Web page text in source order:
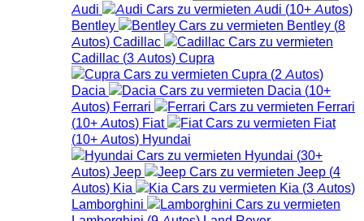
Audi Audi (10+Autos)
Bentley
Bentley (8
Autos) Cadillac
Cadillac (3Autos) Cupra
Cupra (2Autos)
Dacia
Dacia (10+
Autos) Ferrari
Ferrari
(10+Autos) Fiat
Fiat
(10+Autos) Hyundai
Hyundai (30+
Autos) Jeep Jeep (4
Autos) Kia Kia (3Autos)
Lamborghini